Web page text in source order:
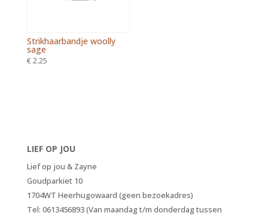
Strikhaarbandje woolly
sage
€2.25
LIEF OP JOU
Lief op jou & Zayne
Goudparkiet 10
1704WT Heerhugowaard (geen bezoekadres)
Tel: 0613456893 (Van maandag t/m donderdag tussen